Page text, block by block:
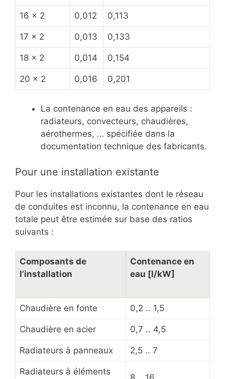
16 x 2 0,012 0,113
17 x 2 0,013 0,133
18 x 2 0,014 0,154
20 x 2 0,016 0,201
La contenance en eau des appareils :
radiateurs, convecteurs, chaudières,
aérothermes, … spécifiée dans la
documentation technique des fabricants.
Pour une installation existante
Pour les installations existantes dont le réseau
de conduites est inconnu, la contenance en eau
totale peut être estimée sur base des ratios
suivants :
Composants de
l’installation
Contenance en
eau [l/kW]
Chaudière en fonte 0,2 .. 1,5
Chaudière en acier 0,7 .. 4,5
Radiateurs à panneaux 2,5 .. 7
Radiateurs à éléments